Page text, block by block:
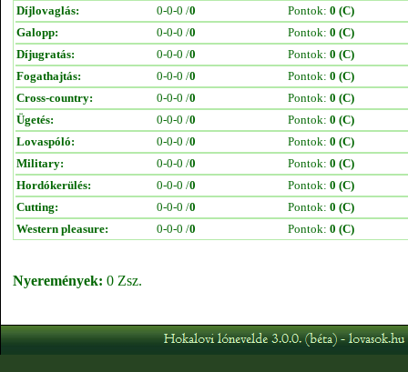
Díjlovaglás:
0-0-0 /0 Pontok: 0 (C)
Galopp:
0-0-0 /0 Pontok: 0 (C)
Díjugratás:
0-0-0 /0 Pontok: 0 (C)
Fogathajtás:
0-0-0 /0 Pontok: 0 (C)
Cross-country:
0-0-0 /0 Pontok: 0 (C)
Ügetés:
0-0-0 /0 Pontok: 0 (C)
Lovaspóló:
0-0-0 /0 Pontok: 0 (C)
Military:
0-0-0 /0 Pontok: 0 (C)
Hordókerülés:
0-0-0 /0 Pontok: 0 (C)
Cutting:
0-0-0 /0 Pontok: 0 (C)
Western pleasure:
0-0-0 /0 Pontok: 0 (C)
Nyeremények: 0 Zsz.